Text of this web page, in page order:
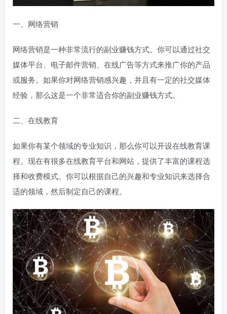
一、网络营销
网络营销是一种非常流行的副业赚钱方式。你可以通过社交
媒体平台、电子邮件营销、在线广告等方式来推广你的产品
或服务。如果你对网络营销感兴趣，并且有一定的社交媒体
经验，那么这是一个非常适合你的副业赚钱方式。
二、在线教育
如果你有某个领域的专业知识，那么你可以开设在线教育课
程。现在有很多在线教育平台和网站，提供了丰富的课程选
择和收费模式。你可以根据自己的兴趣和专业知识来选择合
适的领域，然后制定自己的课程。